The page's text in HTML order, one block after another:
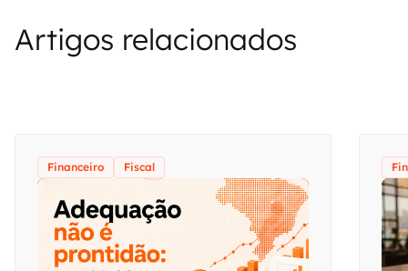
Artigos relacionados
Financeiro Fiscal